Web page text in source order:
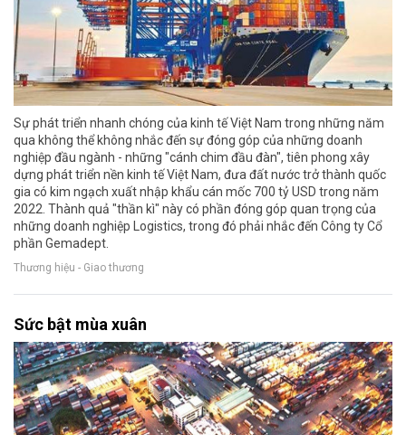
Sự phát triển nhanh chóng của kinh tế Việt Nam trong những năm
qua không thể không nhắc đến sự đóng góp của những doanh
nghiệp đầu ngành - những "cánh chim đầu đàn", tiên phong xây
dựng phát triển nền kinh tế Việt Nam, đưa đất nước trở thành quốc
gia có kim ngạch xuất nhập khẩu cán mốc 700 tỷ USD trong năm
2022. Thành quả "thần kì" này có phần đóng góp quan trọng của
những doanh nghiệp Logistics, trong đó phải nhắc đến Công ty Cổ
phần Gemadept.
Thương hiệu - Giao thương
Sức bật mùa xuân